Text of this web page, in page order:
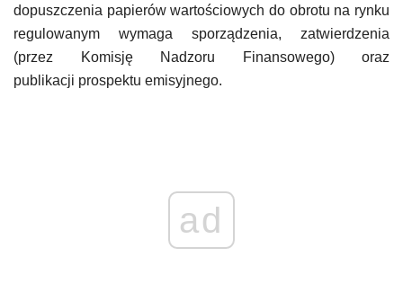
dopuszczenia papierów wartościowych do obrotu na rynku
regulowanym wymaga sporządzenia, zatwierdzenia
(przez Komisję Nadzoru Finansowego) oraz
publikacji prospektu emisyjnego.
ad